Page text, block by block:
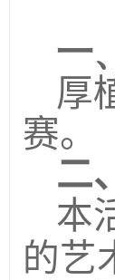
一
厚
赛。
二
本
的艺